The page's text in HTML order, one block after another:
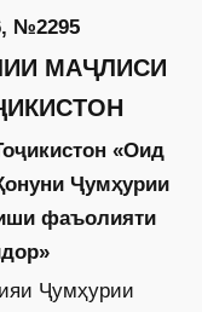
№2295
МАҶЛИСИ
«Оид
Ҷумҳурии
фаъолияти
Ҷумҳурии